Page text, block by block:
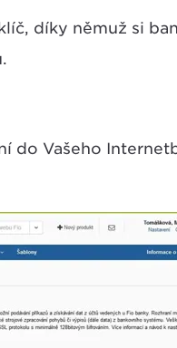
díky němuž si
do Vašeho